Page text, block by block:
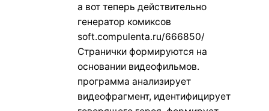
а вот теперь действительно
генератор комиксов
soft.compulenta.ru/666850/
Странички формируются на
основании видеофильмов.
программа анализирует
видеофрагмент, идентифицирует